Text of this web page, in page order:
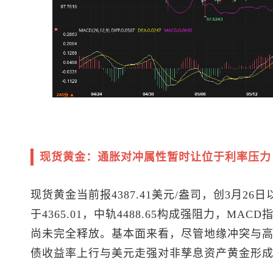
现货黄金：通胀对冲属性暂时让位于利率压力
现货黄金当前报4387.41美元/盎司，创3月26
于4365.01，中轨4488.65构成强阻力，MACD
尚未完全释放。基本面来看，尽管地缘冲突与
债收益率上行与美元走强对非孳息资产黄金形